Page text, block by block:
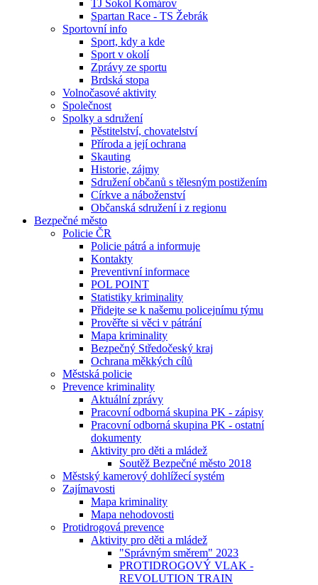
TJ Sokol Komárov
Spartan Race - TS Žebrák
Sportovní info
Sport, kdy a kde
Sport v okolí
Zprávy ze sportu
Brdská stopa
Volnočasové aktivity
Společnost
Spolky a sdružení
Pěstitelství, chovatelství
Příroda a její ochrana
Skauting
Historie, zájmy
Sdružení občanů s tělesným postižením
Církve a náboženství
Občanská sdružení i z regionu
Bezpečné město
Policie ČR
Policie pátrá a informuje
Kontakty
Preventivní informace
POL POINT
Statistiky kriminality
Přidejte se k našemu policejnímu týmu
Prověřte si věci v pátrání
Mapa kriminality
Bezpečný Středočeský kraj
Ochrana měkkých cílů
Městská policie
Prevence kriminality
Aktuální zprávy
Pracovní odborná skupina PK - zápisy
Pracovní odborná skupina PK - ostatní
dokumenty
Aktivity pro děti a mládež
Soutěž Bezpečné město 2018
Městský kamerový dohlížecí systém
Zajímavosti
Mapa kriminality
Mapa nehodovosti
Protidrogová prevence
Aktivity pro děti a mládež
"Správným směrem" 2023
PROTIDROGOVÝ VLAK -
REVOLUTION TRAIN